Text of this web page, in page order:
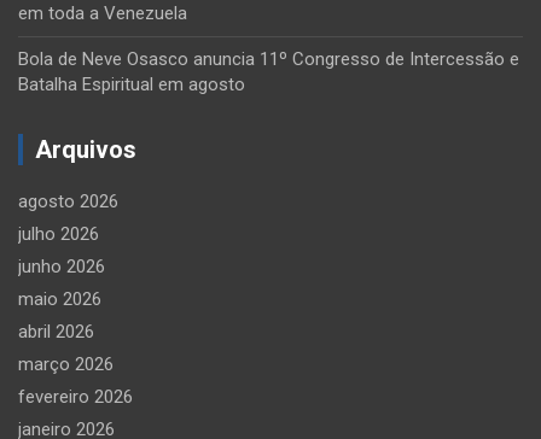
em toda a Venezuela
Bola de Neve Osasco anuncia 11º Congresso de Intercessão e
Batalha Espiritual em agosto
Arquivos
agosto 2026
julho 2026
junho 2026
maio 2026
abril 2026
março 2026
fevereiro 2026
janeiro 2026